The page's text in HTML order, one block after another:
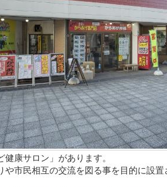
健康サロン」があります。
や市民相互の交流を図る事を目的に設置